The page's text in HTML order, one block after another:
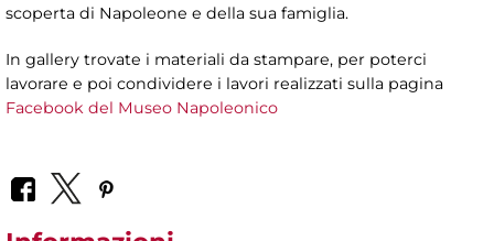
scoperta di Napoleone e della sua famiglia.
In gallery trovate i materiali da stampare, per poterci
lavorare e poi condividere i lavori realizzati sulla pagina
Facebook del Museo Napoleonico